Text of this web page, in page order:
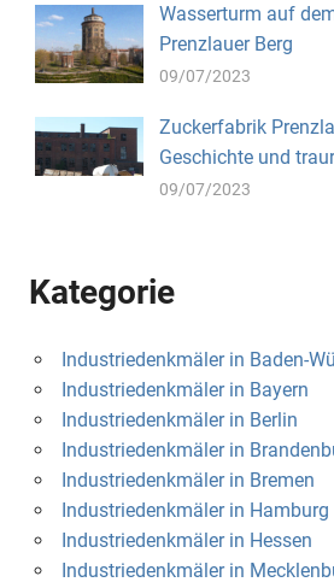
Wasserturm auf
Prenzlauer Berg
09/07/2023
Zuckerfabrik
Geschichte und
09/07/2023
Kategorie
Industriedenkmäler in Baden-
Industriedenkmäler in Bayern
Industriedenkmäler in Berlin
Industriedenkmäler in
Industriedenkmäler in Bremen
Industriedenkmäler in Hamburg
Industriedenkmäler in Hessen
Industriedenkmäler in